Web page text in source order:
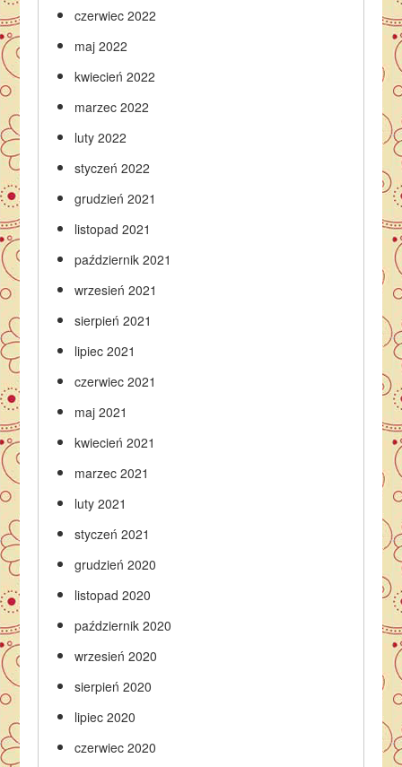
czerwiec 2022
maj 2022
kwiecień 2022
marzec 2022
luty 2022
styczeń 2022
grudzień 2021
listopad 2021
październik 2021
wrzesień 2021
sierpień 2021
lipiec 2021
czerwiec 2021
maj 2021
kwiecień 2021
marzec 2021
luty 2021
styczeń 2021
grudzień 2020
listopad 2020
październik 2020
wrzesień 2020
sierpień 2020
lipiec 2020
czerwiec 2020